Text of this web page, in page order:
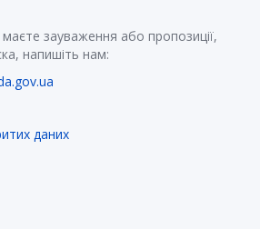
зауваження або пропозиції,
напишіть нам:
даних